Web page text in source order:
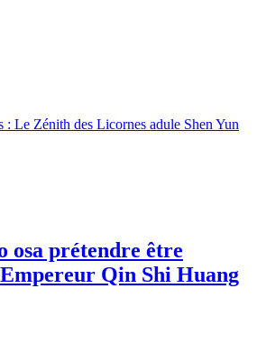
: Le Zénith des Licornes adule Shen Yun
osa prétendre être
Qin Shi Huang